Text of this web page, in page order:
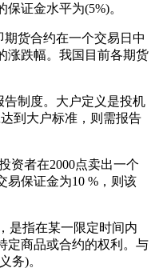
证金水平为(5%)。
货合约在一个交易日中
涨跌幅。我国目前各期货
制度。大户定义是投机
到大户标准，则需报告
资者在2000点卖出一个
易保证金为10 %，则该
是指在某一限定时间内
定商品或合约的权利。与
务)。